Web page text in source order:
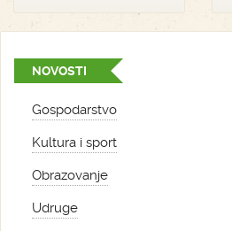
NOVOSTI
Gospodarstvo
Kultura i sport
Obrazovanje
Udruge